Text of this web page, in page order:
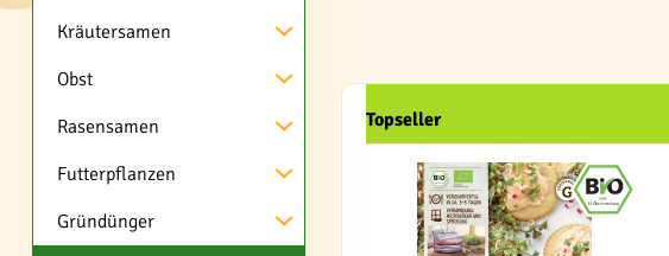
Kräutersamen
Obst
Rasensamen
Futterpflanzen
Gründünger
Topseller